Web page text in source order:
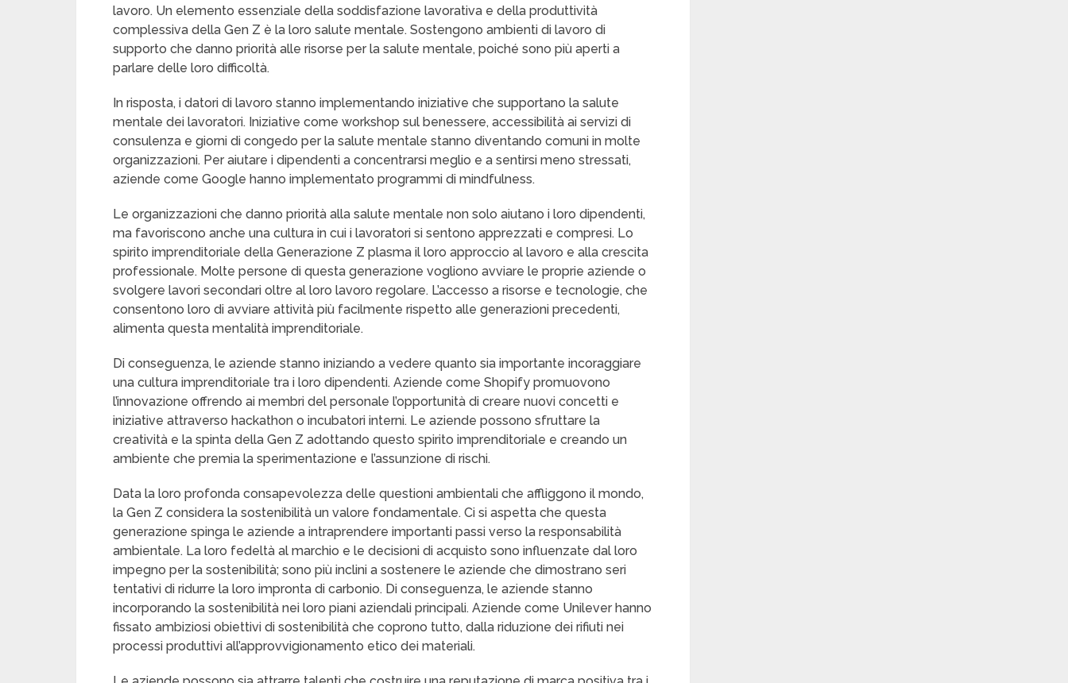
lavoro. Un elemento essenziale della soddisfazione lavorativa e della produttività
complessiva della Gen Z è la loro salute mentale. Sostengono ambienti di lavoro di
supporto che danno priorità alle risorse per la salute mentale, poiché sono più aperti a
parlare delle loro difficoltà.
In risposta, i datori di lavoro stanno implementando iniziative che supportano la salute
mentale dei lavoratori. Iniziative come workshop sul benessere, accessibilità ai servizi di
consulenza e giorni di congedo per la salute mentale stanno diventando comuni in molte
organizzazioni. Per aiutare i dipendenti a concentrarsi meglio e a sentirsi meno stressati,
aziende come Google hanno implementato programmi di mindfulness.
Le organizzazioni che danno priorità alla salute mentale non solo aiutano i loro dipendenti,
ma favoriscono anche una cultura in cui i lavoratori si sentono apprezzati e compresi. Lo
spirito imprenditoriale della Generazione Z plasma il loro approccio al lavoro e alla crescita
professionale. Molte persone di questa generazione vogliono avviare le proprie aziende o
svolgere lavori secondari oltre al loro lavoro regolare. L’accesso a risorse e tecnologie, che
consentono loro di avviare attività più facilmente rispetto alle generazioni precedenti,
alimenta questa mentalità imprenditoriale.
Di conseguenza, le aziende stanno iniziando a vedere quanto sia importante incoraggiare
una cultura imprenditoriale tra i loro dipendenti. Aziende come Shopify promuovono
l’innovazione offrendo ai membri del personale l’opportunità di creare nuovi concetti e
iniziative attraverso hackathon o incubatori interni. Le aziende possono sfruttare la
creatività e la spinta della Gen Z adottando questo spirito imprenditoriale e creando un
ambiente che premia la sperimentazione e l’assunzione di rischi.
Data la loro profonda consapevolezza delle questioni ambientali che affliggono il mondo,
la Gen Z considera la sostenibilità un valore fondamentale. Ci si aspetta che questa
generazione spinga le aziende a intraprendere importanti passi verso la responsabilità
ambientale. La loro fedeltà al marchio e le decisioni di acquisto sono influenzate dal loro
impegno per la sostenibilità; sono più inclini a sostenere le aziende che dimostrano seri
tentativi di ridurre la loro impronta di carbonio. Di conseguenza, le aziende stanno
incorporando la sostenibilità nei loro piani aziendali principali. Aziende come Unilever hanno
fissato ambiziosi obiettivi di sostenibilità che coprono tutto, dalla riduzione dei rifiuti nei
processi produttivi all’approvvigionamento etico dei materiali.